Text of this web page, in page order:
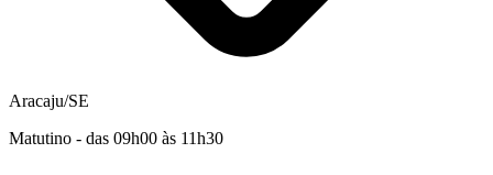
Aracaju/SE
Matutino - das 09h00 às 11h30